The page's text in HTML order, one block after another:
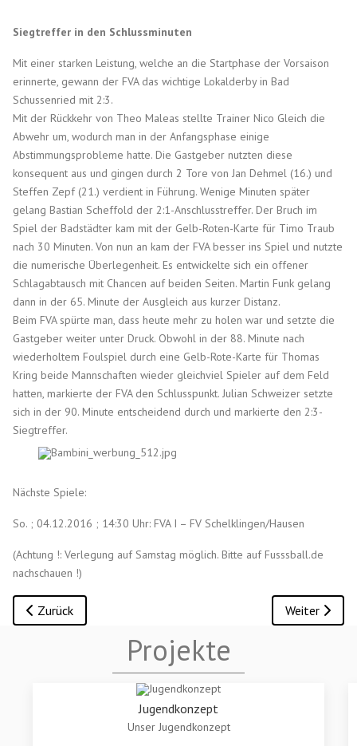
Siegtreffer in den Schlussminuten
Mit einer starken Leistung, welche an die Startphase der Vorsaison
erinnerte, gewann der FVA das wichtige Lokalderby in Bad
Schussenried mit 2:3.
Mit der Rückkehr von Theo Maleas stellte Trainer Nico Gleich die
Abwehr um, wodurch man in der Anfangsphase einige
Abstimmungsprobleme hatte. Die Gastgeber nutzten diese
konsequent aus und gingen durch 2 Tore von Jan Dehmel (16.) und
Steffen Zepf (21.) verdient in Führung. Wenige Minuten später
gelang Bastian Scheffold der 2:1-Anschlusstreffer. Der Bruch im
Spiel der Badstädter kam mit der Gelb-Roten-Karte für Timo Traub
nach 30 Minuten. Von nun an kam der FVA besser ins Spiel und nutzte
die numerische Überlegenheit. Es entwickelte sich ein offener
Schlagabtausch mit Chancen auf beiden Seiten. Martin Funk gelang
dann in der 65. Minute der Ausgleich aus kurzer Distanz.
Beim FVA spürte man, dass heute mehr zu holen war und setzte die
Gastgeber weiter unter Druck. Obwohl in der 88. Minute nach
wiederholtem Foulspiel durch eine Gelb-Rote-Karte für Thomas
Kring beide Mannschaften wieder gleichviel Spieler auf dem Feld
hatten, markierte der FVA den Schlusspunkt. Julian Schweizer setzte
sich in der 90. Minute entscheidend durch und markierte den 2:3-
Siegtreffer.
Nächste Spiele:
So. ; 04.12.2016 ; 14:30 Uhr: FVA I – FV Schelklingen/Hausen
(Achtung !: Verlegung auf Samstag möglich. Bitte auf Fusssball.de
nachschauen !)
Vorheriger Beitrag: 2. Mann.: FV Altshausen II – SGM
Zurück Nächster
Weiter
Projekte
Jugendkonzept
Unser Jugendkonzept